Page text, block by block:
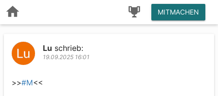
MITMACHEN
Lu schrieb:
19.09.2025 16:01
>>#M<<